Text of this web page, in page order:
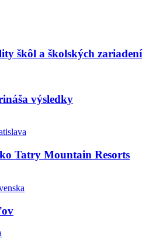
škôl a školských zariadení
výsledky
Tatry Mountain Resorts